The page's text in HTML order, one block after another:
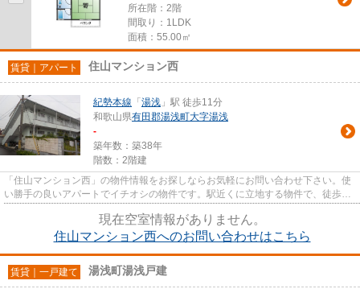
所在階：2階
間取り：1LDK
面積：55.00㎡
賃貸｜アパート 住山マンション西
紀勢本線 「 湯浅 」駅 徒歩11分
和歌山県有田郡湯浅町大字湯浅
-
築年数：築38年
階数：2階建
「住山マンション西」の物件情報をお探しならお気軽にお問い合わせ下さい。使
い勝手の良いアパートでイチオシの物件です。駅近くに立地する物件で、徒歩11
現在空室情報がありません。
住山マンション西へのお問い合わせはこちら
賃貸｜一戸建て 湯浅町湯浅戸建